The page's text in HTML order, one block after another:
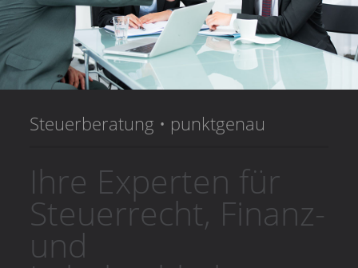
Steuerberatung • punktgenau
Ihre Experten für
Steuerrecht, Finanz-
und